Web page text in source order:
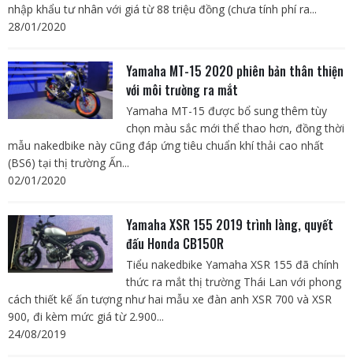
nhập khẩu tư nhân với giá từ 88 triệu đồng (chưa tính phí ra...
28/01/2020
Yamaha MT-15 2020 phiên bản thân thiện
với môi trường ra mắt
Yamaha MT-15 được bổ sung thêm tùy
chọn màu sắc mới thể thao hơn, đồng thời
mẫu nakedbike này cũng đáp ứng tiêu chuẩn khí thải cao nhất
(BS6) tại thị trường Ấn...
02/01/2020
Yamaha XSR 155 2019 trình làng, quyết
đấu Honda CB150R
Tiểu nakedbike Yamaha XSR 155 đã chính
thức ra mắt thị trường Thái Lan với phong
cách thiết kế ấn tượng như hai mẫu xe đàn anh XSR 700 và XSR
900, đi kèm mức giá từ 2.900...
24/08/2019